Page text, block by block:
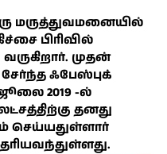
மருத்துவமனையில்
பிரிவில்
முதன்
ஃபேஸ்புக்
2019 -ல்
தனது
செய்யதுள்ளார்